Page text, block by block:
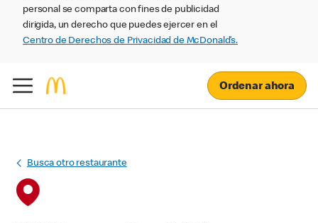
personal se comparta con fines de publicidad
dirigida, un derecho que puedes ejercer en el
Centro de Derechos de Privacidad de McDonald’s.
Ordenar ahora
Busca otro restaurante